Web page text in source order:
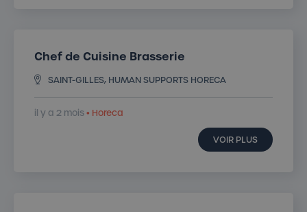
Chef de Cuisine Brasserie
SAINT-GILLES, HUMAN SUPPORTS HORECA
il y a 2 mois• Horeca
VOIR PLUS